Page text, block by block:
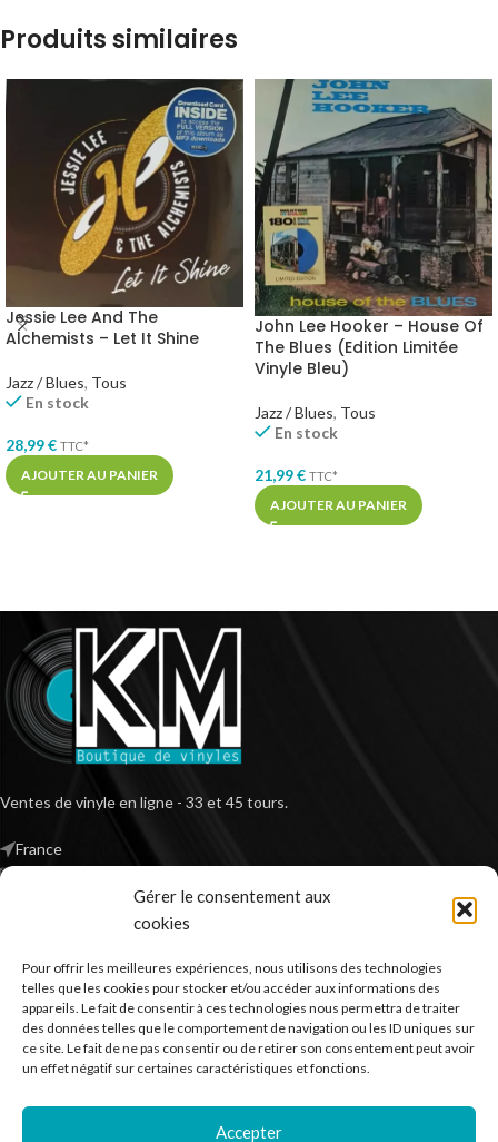
Gérer le consentement aux
cookies
Pour offrir les meilleures expériences, nous utilisons des technologies
telles que les cookies pour stocker et/ou accéder aux informations des
appareils. Le fait de consentir à ces technologies nous permettra de traiter
des données telles que le comportement de navigation ou les ID uniques sur
ce site. Le fait de ne pas consentir ou de retirer son consentement peut avoir
un effet négatif sur certaines caractéristiques et fonctions.
Accepter
Produits similaires
Jessie Lee And The
Alchemists – Let It Shine
Jazz / Blues, Tous
En stock
28,99€ TTC*
AJOUTER AU PANIER
John Lee Hooker – House Of
The Blues (Edition Limitée
Vinyle Bleu)
Jazz / Blues, Tous
En stock
21,99€ TTC*
AJOUTER AU PANIER
Ventes de vinyle en ligne - 33 et 45 tours.
France
*TVA non applicable – article 293 B du CGI
RECHERCHER DES PRODUITS
NOS SERVICES